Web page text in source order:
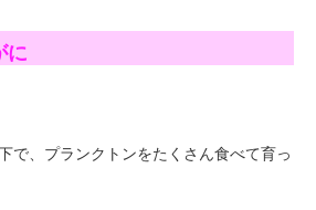
に
で、プランクトンをたくさん食べて育っ